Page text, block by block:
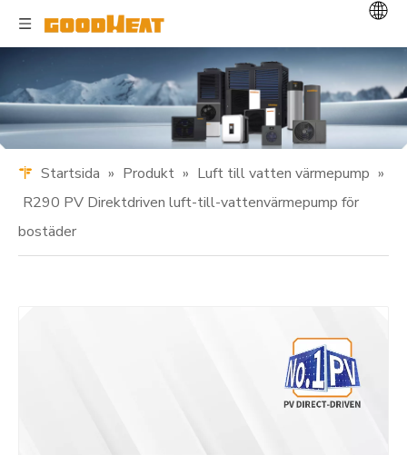
Startsida » Produkt » Luft till vatten värmepump »
R290 PV Direktdriven luft-till-vattenvärmepump för
bostäder